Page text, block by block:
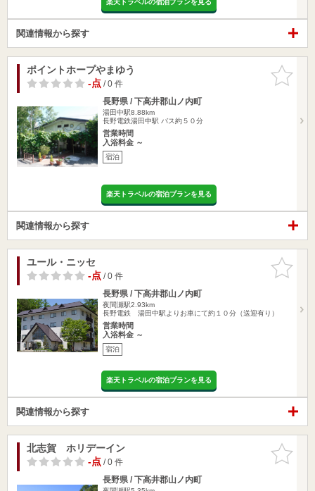
楽天トラベルの宿泊プランを見る
関連情報から探す
お気に入
りに追加
ポイントホープやまゆう
-点/ 0 件
長野県 / 下高井郡山ノ内町
湯田中駅8.88km
長野電鉄湯田中駅 バス約５０分
営業時間
入浴料金 ～
宿泊
楽天トラベルの宿泊プランを見る
関連情報から探す
お気に入
りに追加
ユール・ニッセ
-点/ 0 件
長野県 / 下高井郡山ノ内町
夜間瀬駅2.93km
長野電鉄 湯田中駅よりお車にて約１０分（送迎有り）
営業時間
入浴料金 ～
宿泊
楽天トラベルの宿泊プランを見る
関連情報から探す
お気に入
りに追加
北志賀 ホリデーイン
-点/ 0 件
長野県 / 下高井郡山ノ内町